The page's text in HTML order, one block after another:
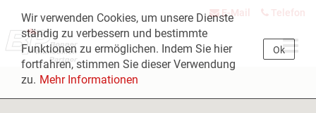
Telefon
E-Mail
Wir verwenden Cookies, um unsere Dienste
ständig zu verbessern und bestimmte
Funktionen zu ermöglichen. Indem Sie hier
fortfahren, stimmen Sie dieser Verwendung
zu. Mehr Informationen
Ok